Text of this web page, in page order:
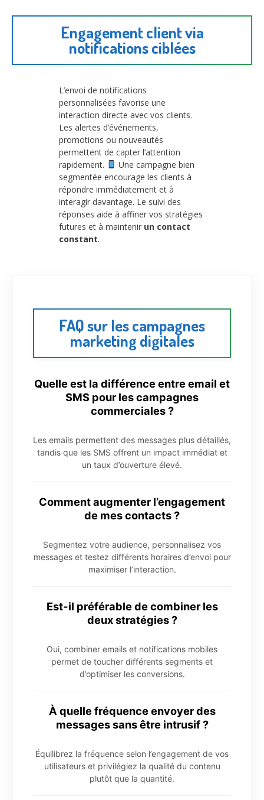
Engagement client via
notifications ciblées
L’envoi de notifications
personnalisées favorise une
interaction directe avec vos clients.
Les alertes d’événements,
promotions ou nouveautés
permettent de capter l’attention
rapidement.
Une campagne bien
segmentée encourage les clients à
répondre immédiatement et à
interagir davantage. Le suivi des
réponses aide à affiner vos stratégies
futures et à maintenir un contact
constant.
FAQ sur les campagnes
marketing digitales
Quelle est la différence entre email et
SMS pour les campagnes
commerciales ?
Les emails permettent des messages plus détaillés,
tandis que les SMS offrent un impact immédiat et
un taux d’ouverture élevé.
Comment augmenter l’engagement
de mes contacts ?
Segmentez votre audience, personnalisez vos
messages et testez différents horaires d’envoi pour
maximiser l’interaction.
Est-il préférable de combiner les
deux stratégies ?
Oui, combiner emails et notifications mobiles
permet de toucher différents segments et
d’optimiser les conversions.
À quelle fréquence envoyer des
messages sans être intrusif ?
Équilibrez la fréquence selon l’engagement de vos
utilisateurs et privilégiez la qualité du contenu
plutôt que la quantité.